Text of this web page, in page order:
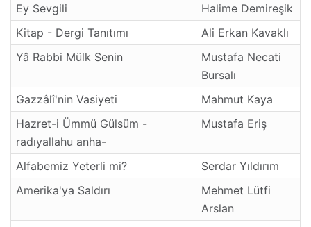
Ey Sevgili
Halime Demireşik
Kitap - Dergi Tanıtımı
Ali Erkan Kavaklı
Yâ Rabbi Mülk Senin
Mustafa Necati
Bursalı
Gazzâlî'nin Vasiyeti
Mahmut Kaya
Hazret-i Ümmü Gülsüm -
radıyallahu anha-
Mustafa Eriş
Alfabemiz Yeterli mi?
Serdar Yıldırım
Amerika'ya Saldırı
Mehmet Lütfi
Arslan